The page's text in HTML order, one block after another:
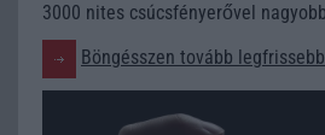
3000 nites csúcsfényerővel
Böngésszen tovább